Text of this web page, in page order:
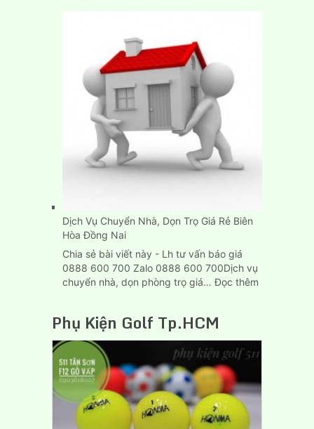
Dịch Vụ Chuyển Nhà, Dọn Trọ Giá Rẻ Biên
Hòa Đồng Nai
Chia sẻ bài viết này - Lh tư vấn báo giá
0888 600 700 Zalo 0888 600 700Dịch vụ
chuyển nhà, dọn phòng trọ giá…Đọc thêm:
Nhà,
Dọn
Rẻ
Phụ Kiện Golf Tp.HCM